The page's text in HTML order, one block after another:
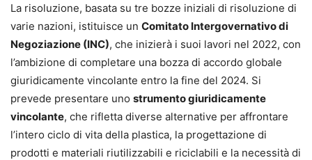
La risoluzione, basata su tre bozze iniziali di risoluzione di
varie nazioni, istituisce un Comitato Intergovernativo di
Negoziazione (INC), che inizierà i suoi lavori nel 2022, con
l’ambizione di completare una bozza di accordo globale
giuridicamente vincolante entro la fine del 2024. Si
prevede presentare uno strumento giuridicamente
vincolante, che rifletta diverse alternative per affrontare
l’intero ciclo di vita della plastica, la progettazione di
prodotti e materiali riutilizzabili e riciclabili e la necessità di